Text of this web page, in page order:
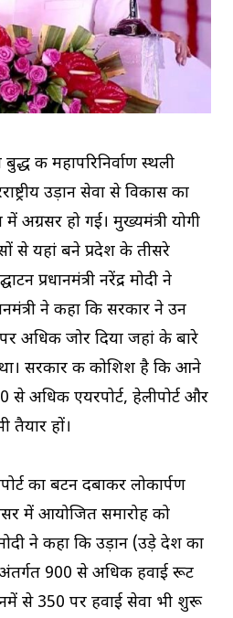
की महापरिनिर्वाण स्थली
उड़ान सेवा से विकास का
अग्रसर हो गई। मुख्यमंत्री योगी
से यहां बने प्रदेश के तीसरे
प्रधानमंत्री नरेंद्र मोदी ने
ने कहा कि सरकार ने उन
पर अधिक जोर दिया जहां के बारे
सरकार की कोशिश है कि आने
से अधिक एयरपोर्ट, हेलीपोर्ट और
तैयार हों।
का बटन दबाकर लोकार्पण
में आयोजित समारोह को
ने कहा कि उड़ान (उड़े देश का
900 से अधिक हवाई रूट
से 350 पर हवाई सेवा भी शुरू